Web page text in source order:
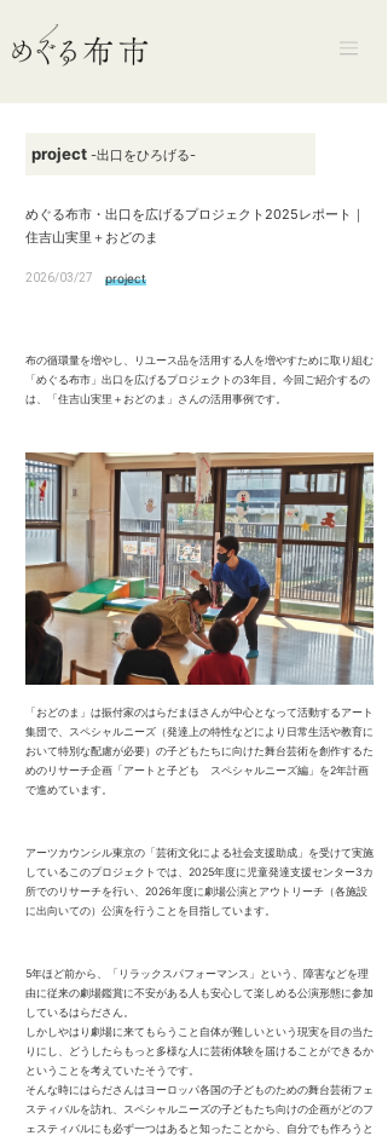
project -出口をひろげる-
めぐる布市・出口を広げるプロジェクト2025レポート｜
住吉山実里＋おどのま
2026/03/27 project
布の循環量を増やし、リユース品を活用する人を増やすために取り組む
「めぐる布市」出口を広げるプロジェクトの3年目。今回ご紹介するの
は、「住吉山実里＋おどのま」さんの活用事例です。
「おどのま」は振付家のはらだまほさんが中心となって活動するアート
集団で、スペシャルニーズ（発達上の特性などにより日常生活や教育に
おいて特別な配慮が必要）の子どもたちに向けた舞台芸術を創作するた
めのリサーチ企画「アートと子ども スペシャルニーズ編」を2年計画
で進めています。
アーツカウンシル東京の「芸術文化による社会支援助成」を受けて実施
しているこのプロジェクトでは、2025年度に児童発達支援センター3カ
所でのリサーチを行い、2026年度に劇場公演とアウトリーチ（各施設
に出向いての）公演を行うことを目指しています。
5年ほど前から、「リラックスパフォーマンス」という、障害などを理
由に従来の劇場鑑賞に不安がある人も安心して楽しめる公演形態に参加
しているはらださん。
しかしやはり劇場に来てもらうこと自体が難しいという現実を目の当た
りにし、どうしたらもっと多様な人に芸術体験を届けることができるか
ということを考えていたそうです。
そんな時にはらださんはヨーロッパ各国の子どものための舞台芸術フェ
スティバルを訪れ、スペシャルニーズの子どもたち向けの企画がどのフ
ェスティバルにも必ず一つはあると知ったことから、自分でも作ろうと